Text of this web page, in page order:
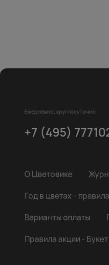
Ежедневно, круглосуточно
+7 (495)
О Цветовике
Год в цветах -
Варианты оплаты
Правила акции -